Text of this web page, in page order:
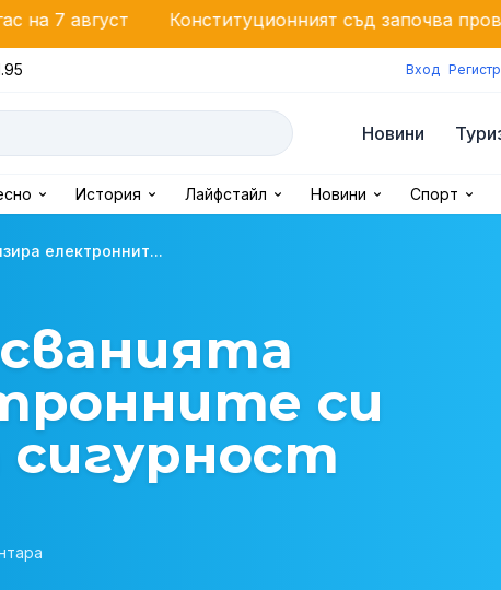
Конституционният съд започва проверка на
Вход
Новини
История Лайфстайл Новини Спорт
електроннит...
си
сигурност